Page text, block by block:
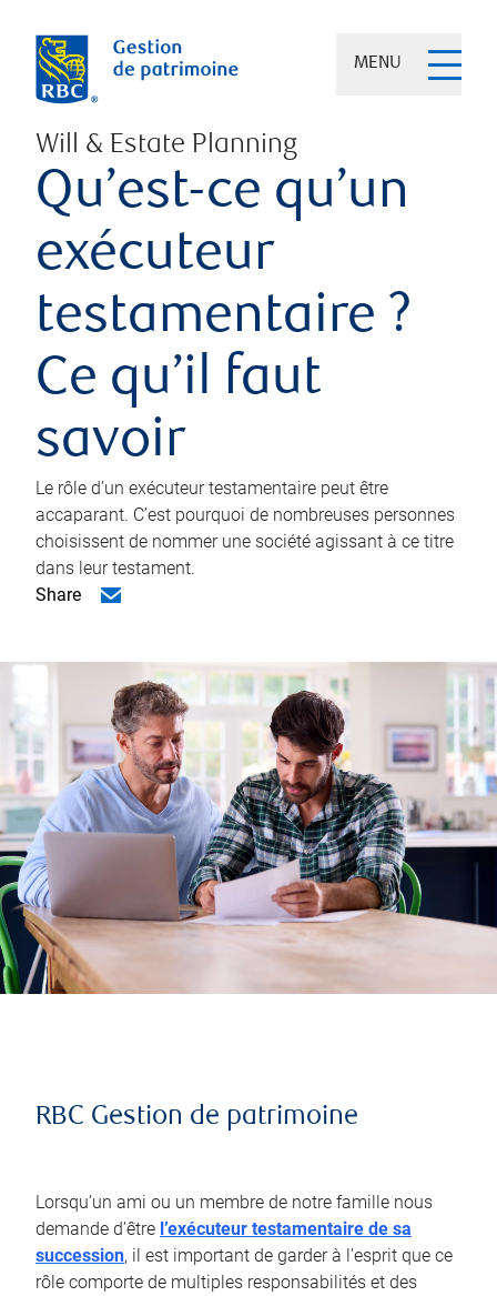
MENU
Will & Estate Planning
Qu’est-ce qu’un
exécuteur
testamentaire ?
Ce qu’il faut
savoir
Le rôle d’un exécuteur testamentaire peut être
accaparant. C’est pourquoi de nombreuses personnes
choisissent de nommer une société agissant à ce titre
dans leur testament.
Share
RBC Gestion de patrimoine
Lorsqu’un ami ou un membre de notre famille nous
demande d’être l’exécuteur testamentaire de sa
succession, il est important de garder à l’esprit que ce
rôle comporte de multiples responsabilités et des